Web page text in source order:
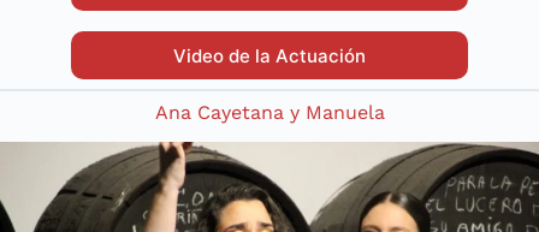
Video de la Actuación
Ana Cayetana y Manuela